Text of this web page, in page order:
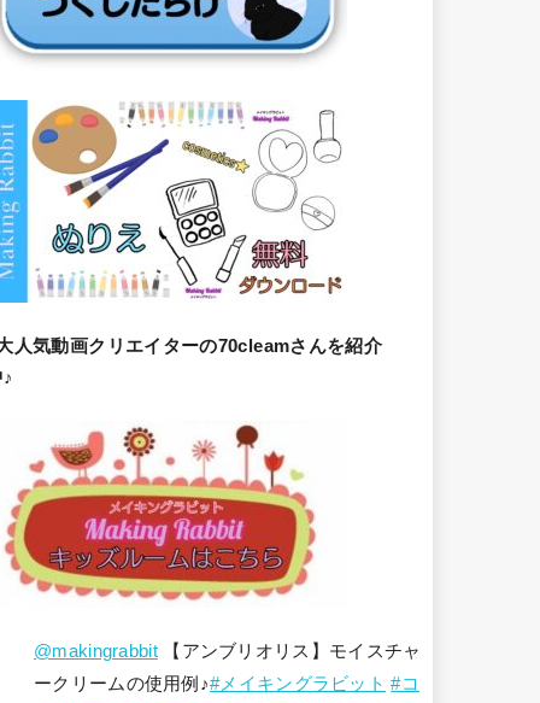
人気動画クリエイターの70cleamさんを紹介
@makingrabbit【アンブリオリス】モイスチャ
ークリームの使用例♪#メイキングラビット #コ